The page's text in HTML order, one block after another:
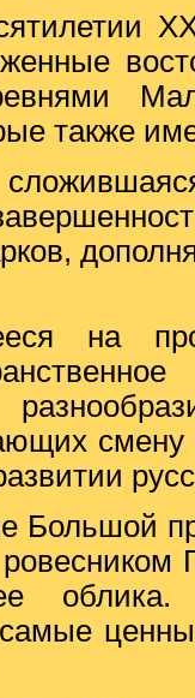
также
на
смену
Большой
ее